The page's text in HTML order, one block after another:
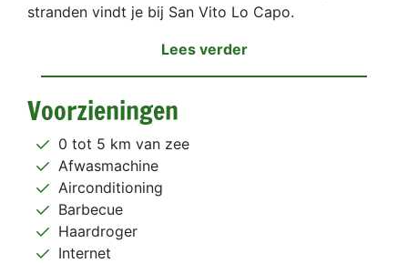
stranden vindt je bij San Vito Lo Capo.
Lees verder
Voorzieningen
0 tot 5 km van zee
Afwasmachine
Airconditioning
Barbecue
Haardroger
Internet